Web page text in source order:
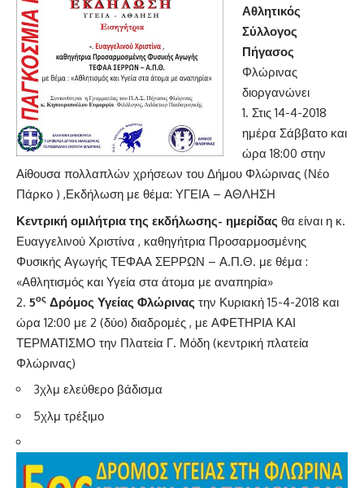
Αθλητικός
Σύλλογος
Πήγασος
Φλώρινας
διοργανώνει
Στις 14-4-2018
ημέρα Σάββατο και
ώρα 18:00 στην
Αίθουσα πολλαπλών χρήσεων του Δήμου Φλώρινας (Νέο
Πάρκο ) ,Εκδήλωση με θέμα: ΥΓΕΙΑ – ΑΘΛΗΣΗ
Κεντρική ομιλήτρια της εκδήλωσης- ημερίδας θα είναι η κ.
Ευαγγελινού Χριστίνα , καθηγήτρια Προσαρμοσμένης
Φυσικής Αγωγής ΤΕΦΑΑ ΣΕΡΡΩΝ – Α.Π.Θ. με θέμα :
«Αθλητισμός και Υγεία στα άτομα με αναπηρία»
5ος Δρόμος Υγείας Φλώρινας την Κυριακή 15-4-2018 και
ώρα 12:00 με 2 (δύο) διαδρομές , με ΑΦΕΤΗΡΙΑ ΚΑΙ
ΤΕΡΜΑΤΙΣΜΟ την Πλατεία Γ. Μόδη (κεντρική πλατεία
Φλώρινας)
3χλμ ελεύθερο βάδισμα
5χλμ τρέξιμο